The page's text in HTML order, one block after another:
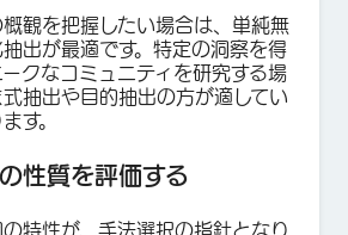
観を把握したい場合は、単純無
出が最適です。特定の洞察を得
クなコミュニティを研究する場
抽出や目的抽出の方が適してい
す。
性質を評価する
特性が、手法選択の指針となり